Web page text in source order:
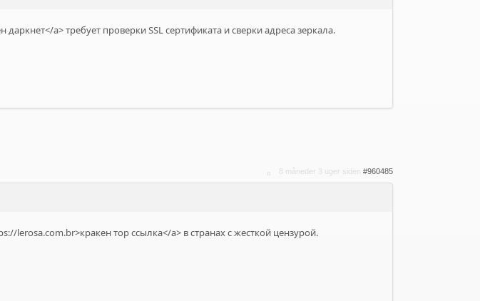
a> требует проверки SSL сертификата и сверки адреса зеркала.
8 måneder 3 uger siden #960485
тор ссылка</a> в странах с жесткой цензурой.